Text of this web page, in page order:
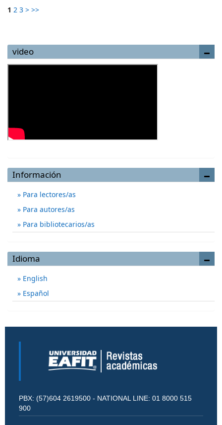
1 2 3 > >>
video
Información
Para lectores/as
Para autores/as
Para bibliotecarios/as
Idioma
English
Español
PBX: (57)604 2619500 - NATIONAL LINE: 01 8000 515
900